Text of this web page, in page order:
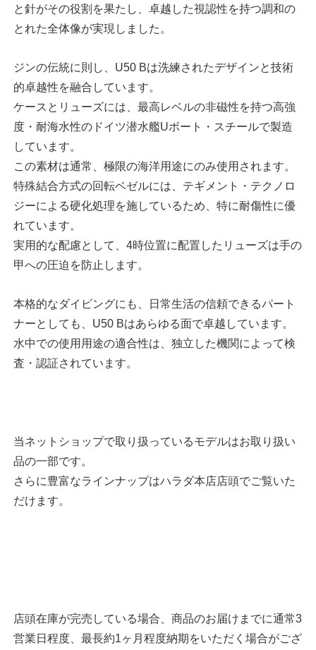
と針がその役割を果たし、卓越した視認性を持つ調和の
とれた全体像が実現しました。
ジンの伝統に則し、U50 Bは洗練されたデザインと技術
的卓越性を融合しています。
ケースとリューズには、最高レベルの非磁性を持つ高強
度・耐海水性のドイツ潜水艦Uボート・スチールで製造
しています。
この素材は通常、極限の海洋用途にのみ使用されます。
特殊結合方式の回転ベゼルには、テギメント・テクノロ
ジーによる硬化処理を施しているため、特に耐傷性に優
れています。
実用的な配慮として、4時位置に配置したリューズは手の
甲への圧迫を防止します。
本格的なダイビングにも、日常生活の信頼できるパート
ナーとしても、U50 Bはあらゆる面で卓越しています。
水中での使用用途の適合性は、独立した機関によって検
査・認証されています。
当ネットショップで取り扱っているモデルはお取り扱い
品の一部です。
さらに豊富なラインナップはハラダ本店店頭でご覧いた
だけます。
店頭在庫が完売している場合、商品のお届けまでに通常3
営業日程度、最長約1ヶ月程度納期をいただく場合がござ